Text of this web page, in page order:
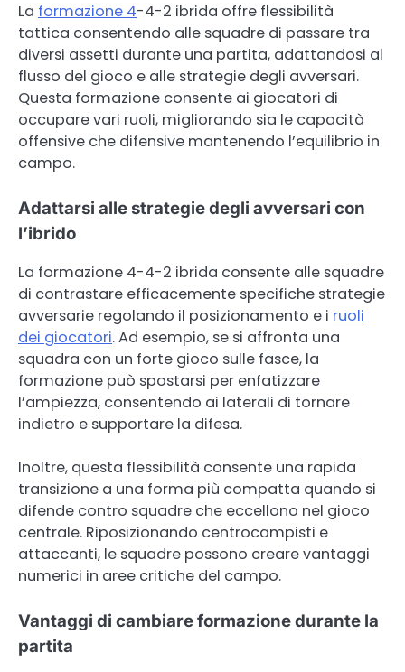
La formazione 4-4-2 ibrida offre flessibilità
tattica consentendo alle squadre di passare tra
diversi assetti durante una partita, adattandosi al
flusso del gioco e alle strategie degli avversari.
Questa formazione consente ai giocatori di
occupare vari ruoli, migliorando sia le capacità
offensive che difensive mantenendo l’equilibrio in
campo.
Adattarsi alle strategie degli avversari con
l’ibrido
La formazione 4-4-2 ibrida consente alle squadre
di contrastare efficacemente specifiche strategie
avversarie regolando il posizionamento e i ruoli
dei giocatori. Ad esempio, se si affronta una
squadra con un forte gioco sulle fasce, la
formazione può spostarsi per enfatizzare
l’ampiezza, consentendo ai laterali di tornare
indietro e supportare la difesa.
Inoltre, questa flessibilità consente una rapida
transizione a una forma più compatta quando si
difende contro squadre che eccellono nel gioco
centrale. Riposizionando centrocampisti e
attaccanti, le squadre possono creare vantaggi
numerici in aree critiche del campo.
Vantaggi di cambiare formazione durante la
partita